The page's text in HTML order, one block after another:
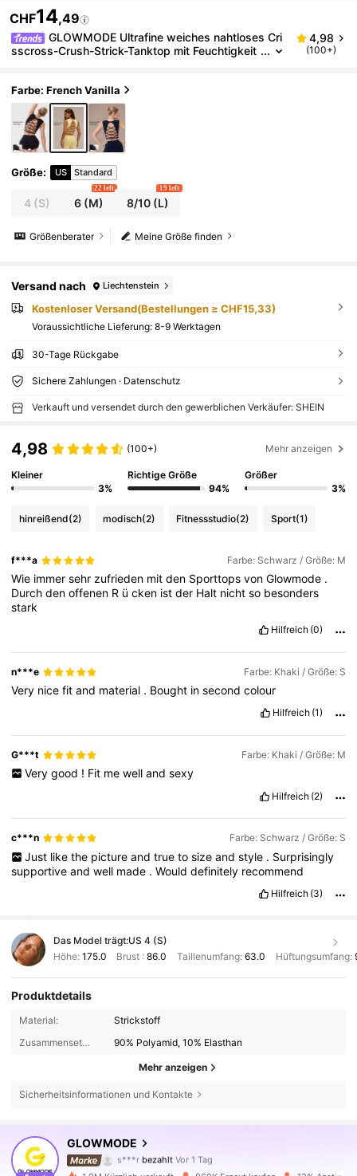
CHF14,49
GLOWMODE Ultrafine weiches nahtloses Cri
sscross-Crush-Strick-Tanktop mit Feuchtigkeit
Fitnessstudio und Workout
4,98
(100+)
Farbe: French Vanilla
Größe: US Standard
4 (S) 6 (M)
22 left
8/10(L)
19 left
Meine Größe finden
Größenberater
Versand nach Liechtenstein
Kostenloser Versand(Bestellungen ≥ CHF15,33)
Voraussichtliche Lieferung: 8-9 Werktagen
30-Tage Rückgabe
Sichere Zahlungen · Datenschutz
Verkauft und versendet durch den gewerblichen Verkäufer: SHEIN
4,98 (100+) Mehr anzeigen
Kleiner
3%
Richtige Größe
94%
Größer
3%
hinreißend(2) modisch(2) Fitnessstudio(2) Sport(1)
f***a Farbe: Schwarz / Größe: M
Wie immersehr zufrieden mitden SporttopsvonGlowmode .
Durchdenoffenen R ücken istder Halt nichtso besonders
stark
Hilfreich (0)
n***e Farbe: Khaki / Größe: S
Very nicefitand material . Bought insecondcolour
Hilfreich (1)
G***t Farbe: Khaki / Größe: M
Very good ! Fit me well and sexy
Hilfreich (2)
c***n Farbe: Schwarz / Größe: S
Just like the picture and true to size and style . Surprisingly
supportiveandwell made .Woulddefinitely recommend
Hilfreich (3)
Das Model trägt:US 4 (S)
Höhe: 175.0 Brust :86.0 Taillenumfang: 63.0 Hüftungsumfang:
Produktdetails
Material:
Strickstoff
Zusammensetzung:
90% Polyamid, 10% Elasthan
Mehr anzeigen
Sicherheitsinformationen und Kontakte
GLOWMODE
4,90
2.2M Follower
s***r bezahlt
o***a istVor 2 Stunden